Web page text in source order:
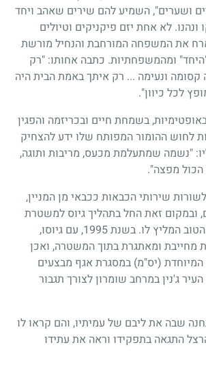
ושערים", השמיע להם שירים שאהב ויחד
ונהנו. לא אחת יזם פיקניקים וטיולים
את המשפחה המורחבת והנחיל מורשת
ומהמשפחתיות. כתבה אחותו: "רק
קסומה ונעימה ... רק איתך באמת הבית היה
לכל כיוון".
בשמחת חיים ובכריזמה והפגין
לחוש ההומור המפותח שלו ידע להצחיק
"נשמה שמתעלמת מכעס, מריבות ותוגה,
הכול מפצה".
שירותי הכבאות ככבאי מן המניין,
ובמקום זאת החל בתהליך גיוס למשטרת
ישראל, כפי שחברו הטוב המליץ לו. בשנת 1995, עם גיוסו,
ומאתגרת בתוך המשטרה, ואכן
המיוחדת (יס"מ) במסגרת אגף מבצעים
ג'נין במרחב שומרון לצורך תגבור
שבה את ליבם של עמיתיו, והם קראו לו
התגאה בתפקידו וראה את עתידו